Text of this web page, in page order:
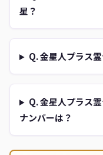
星？
Q. 金星人プラス
Q. 金星人プラス
ナンバーは？